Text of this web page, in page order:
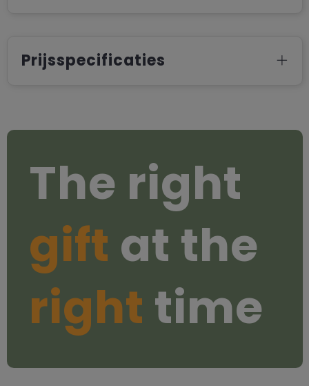
Prijsspecificaties
The right
gift at the
right time